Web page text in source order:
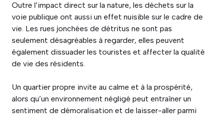
Outre l’impact direct sur la nature, les déchets sur la
voie publique ont aussi un effet nuisible sur le cadre de
vie. Les rues jonchées de détritus ne sont pas
seulement désagréables à regarder, elles peuvent
également dissuader les touristes et affecter la qualité
de vie des résidents.
Un quartier propre invite au calme et à la prospérité,
alors qu’un environnement négligé peut entraîner un
sentiment de démoralisation et de laisser-aller parmi